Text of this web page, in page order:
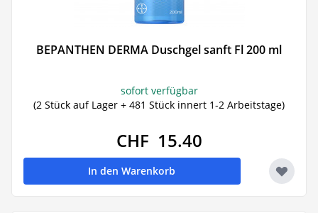
BEPANTHEN DERMA Duschgel sanft Fl 200 ml
sofort verfügbar
(2 Stück auf Lager + 481 Stück innert 1-2 Arbeitstage)
CHF 15.40
In den Warenkorb